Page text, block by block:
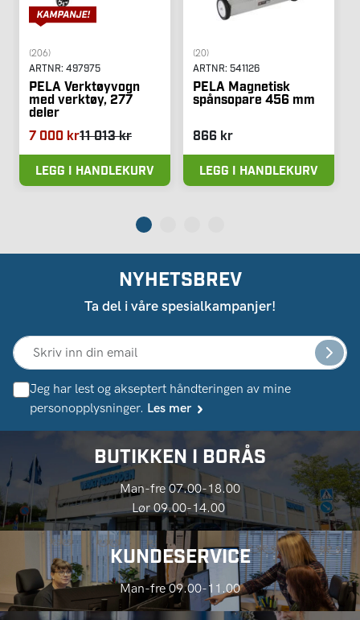
(206)
ARTNR: 497975
PELA Verktøyvogn
med verktøy, 277
deler
7 000 kr11 013 kr
LEGG I HANDLEKURV
(20)
ARTNR: 541126
PELA Magnetisk
spånsopare 456 mm
866 kr
LEGG I HANDLEKURV
NYHETSBREV
Ta del i våre spesialkampanjer!
Jeg har lest og akseptert håndteringen av mine
personopplysninger. Les mer
BUTIKKEN I BORÅS
Man-fre 07.00-18.00
Lør 09.00-14.00
KUNDESERVICE
Man-fre 09.00-11.00